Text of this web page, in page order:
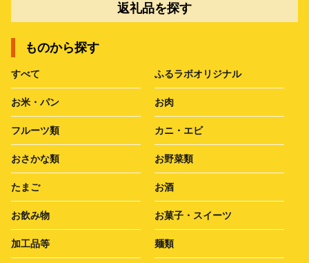
返礼品を探す
ものから探す
すべて ふるラボオリジナル
お米・パン お肉
フルーツ類 カニ・エビ
おさかな類 お野菜類
たまご お酒
お飲み物 お菓子・スイーツ
加工品等 麺類